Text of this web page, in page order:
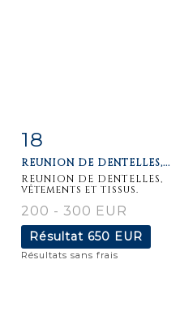
18
REUNION DE DENTELLES,...
REUNION DE DENTELLES,
vêtements et tissus.
200 - 300 EUR
Résultat 650 EUR
Résultats sans frais